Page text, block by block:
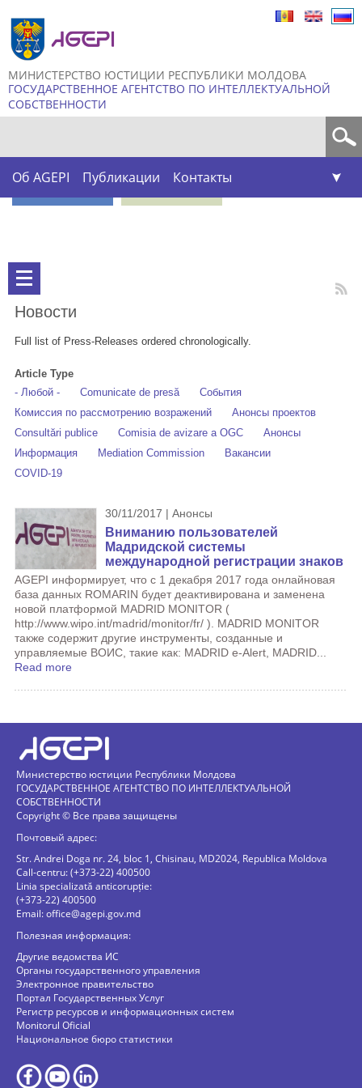
МИНИСТЕРСТВО ЮСТИЦИИ РЕСПУБЛИКИ МОЛДОВА
ГОСУДАРСТВЕННОЕ АГЕНТСТВО ПО ИНТЕЛЛЕКТУАЛЬНОЙ
СОБСТВЕННОСТИ
Об AGEPI Публикации Контакты
Новости
Full list of Press-Releases ordered chronologically.
Article Type
- Любой -
Comunicate de presă
События
Комиссия по рассмотрению возражений
Анонсы проектов
Consultări publice
Comisia de avizare a OGC
Анонсы
Информация
Mediation Commission
Вакансии
COVID-19
30/11/2017 | Анонсы
Вниманию пользователей
Мадридской системы
международной регистрации знаков
AGEPI информирует, что с 1 декабря 2017 года онлайновая
база данных ROMARIN будет деактивирована и заменена
новой платформой MADRID MONITOR (
http://www.wipo.int/madrid/monitor/fr/ ). MADRID MONITOR
также содержит другие инструменты, созданные и
управляемые ВОИС, такие как: MADRID e-Alert, MADRID...
Read more
Министерство юстиции Республики Молдова
ГОСУДАРСТВЕННОЕ АГЕНТСТВО ПО ИНТЕЛЛЕКТУАЛЬНОЙ
СОБСТВЕННОСТИ
Copyright © Все права защищены
Почтовый адрес:
Str. Andrei Doga nr. 24, bloc 1, Chisinau, MD2024, Republica Moldova
Call-centru: (+373-22) 400500
Linia specializată anticorupție:
(+373-22) 400500
Email:office@agepi.gov.md
Полезная информация:
Другие ведомства ИС
Органы государственного управления
Электронное правительство
Портал Государственных Услуг
Регистр ресурсов и информационных систем
Monitorul Oficial
Национальное бюро статистики